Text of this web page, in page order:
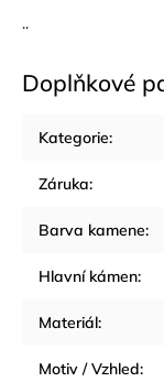
..
Doplňkové
Kategorie:
Záruka:
Barva kamene:
Hlavní kámen:
Materiál:
Motiv / Vzhled: